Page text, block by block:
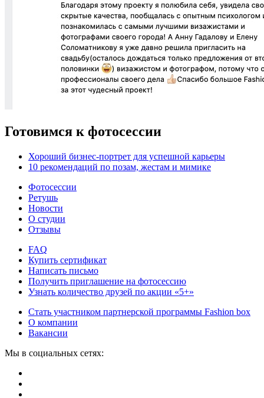
Готовимся к фотосессии
Хороший бизнес-портрет для успешной карьеры
10 рекомендаций по позам, жестам и мимике
Фотосессии
Ретушь
Новости
О студии
Отзывы
FAQ
Купить сертификат
Написать письмо
Получить приглашение на фотосессию
Узнать количество друзей по акции «5+»
Стать участником партнерской программы Fashion box
О компании
Вакансии
Мы в социальных сетях: